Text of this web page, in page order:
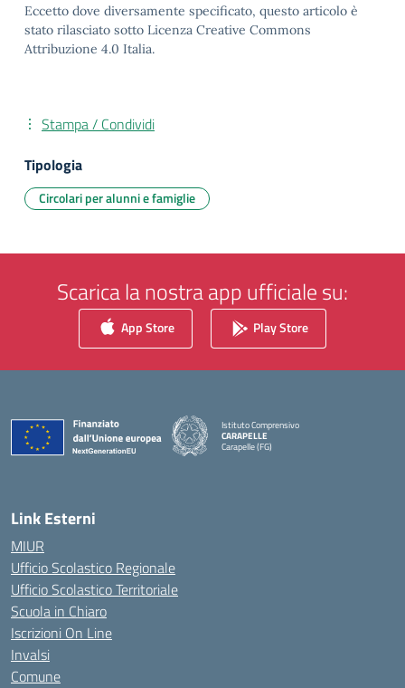
Eccetto dove diversamente specificato, questo articolo è
stato rilasciato sotto Licenza Creative Commons
Attribuzione 4.0 Italia.
Stampa / Condividi
Tipologia
Circolari per alunni e famiglie
Scarica la nostra app ufficiale su:
App Store Play Store
Istituto Comprensivo
CARAPELLE
Carapelle (FG)
— Visita la pagina iniziale della scuola
Link Esterni
MIUR
Ufficio Scolastico Regionale
Ufficio Scolastico Territoriale
Scuola in Chiaro
Iscrizioni On Line
Invalsi
Comune